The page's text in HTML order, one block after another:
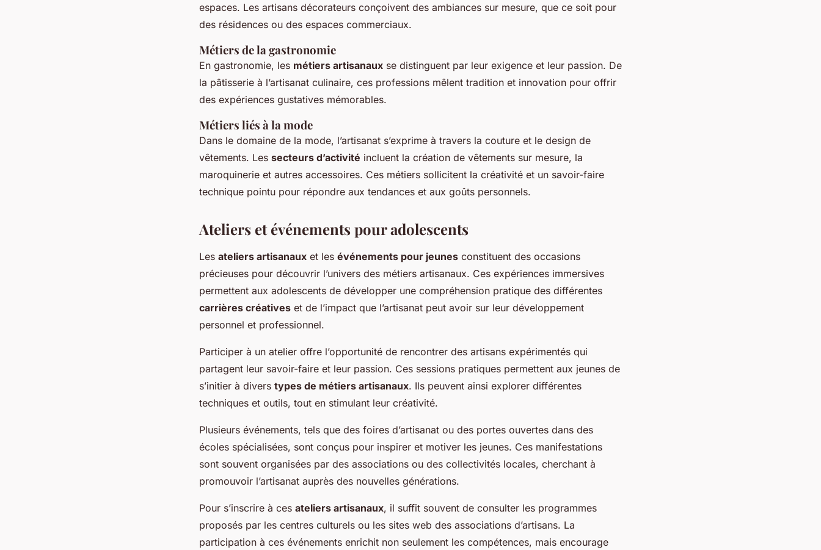
espaces. Les artisans décorateurs conçoivent des ambiances sur mesure, que ce soit pour
des résidences ou des espaces commerciaux.
Métiers de la gastronomie
En gastronomie, les métiers artisanaux se distinguent par leur exigence et leur passion. De
la pâtisserie à l’artisanat culinaire, ces professions mêlent tradition et innovation pour offrir
des expériences gustatives mémorables.
Métiers liés à la mode
Dans le domaine de la mode, l’artisanat s’exprime à travers la couture et le design de
vêtements. Les secteurs d’activité incluent la création de vêtements sur mesure, la
maroquinerie et autres accessoires. Ces métiers sollicitent la créativité et un savoir-faire
technique pointu pour répondre aux tendances et aux goûts personnels.
Ateliers et événements pour adolescents
Les ateliers artisanaux et les événements pour jeunes constituent des occasions
précieuses pour découvrir l’univers des métiers artisanaux. Ces expériences immersives
permettent aux adolescents de développer une compréhension pratique des différentes
carrières créatives et de l’impact que l’artisanat peut avoir sur leur développement
personnel et professionnel.
Participer à un atelier offre l’opportunité de rencontrer des artisans expérimentés qui
partagent leur savoir-faire et leur passion. Ces sessions pratiques permettent aux jeunes de
s’initier à divers types de métiers artisanaux. Ils peuvent ainsi explorer différentes
techniques et outils, tout en stimulant leur créativité.
Plusieurs événements, tels que des foires d’artisanat ou des portes ouvertes dans des
écoles spécialisées, sont conçus pour inspirer et motiver les jeunes. Ces manifestations
sont souvent organisées par des associations ou des collectivités locales, cherchant à
promouvoir l’artisanat auprès des nouvelles générations.
Pour s’inscrire à ces ateliers artisanaux, il suffit souvent de consulter les programmes
proposés par les centres culturels ou les sites web des associations d’artisans. La
participation à ces événements enrichit non seulement les compétences, mais encourage